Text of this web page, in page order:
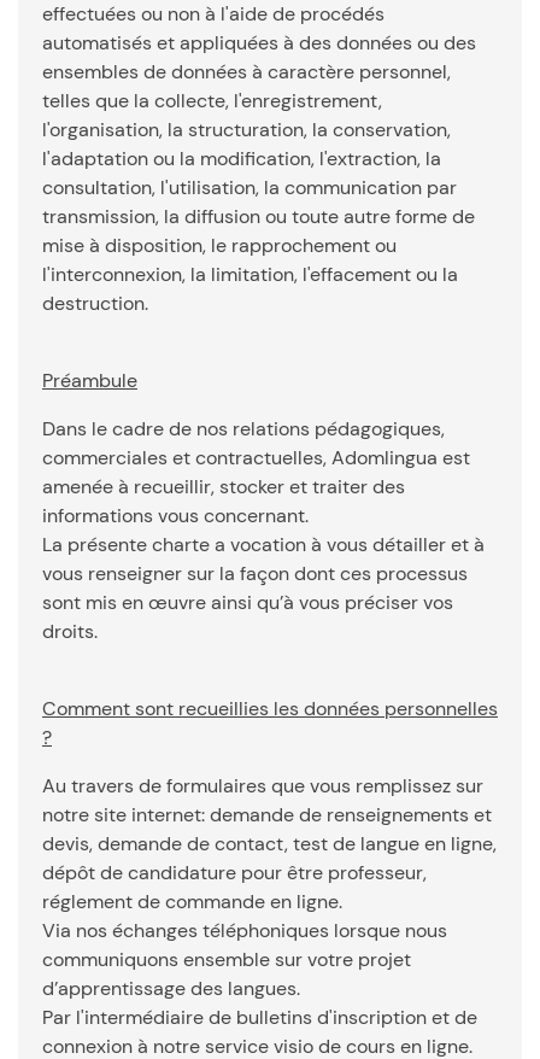
effectuées ou non à l'aide de procédés
automatisés et appliquées à des données ou des
ensembles de données à caractère personnel,
telles que la collecte, l'enregistrement,
l'organisation, la structuration, la conservation,
l'adaptation ou la modification, l'extraction, la
consultation, l'utilisation, la communication par
transmission, la diffusion ou toute autre forme de
mise à disposition, le rapprochement ou
l'interconnexion, la limitation, l'effacement ou la
destruction.
Préambule
Dans le cadre de nos relations pédagogiques,
commerciales et contractuelles, Adomlingua est
amenée à recueillir, stocker et traiter des
informations vous concernant.
La présente charte a vocation à vous détailler et à
vous renseigner sur la façon dont ces processus
sont mis en œuvre ainsi qu’à vous préciser vos
droits.
Comment sont recueillies les données personnelles
?
Au travers de formulaires que vous remplissez sur
notre site internet: demande de renseignements et
devis, demande de contact, test de langue en ligne,
dépôt de candidature pour être professeur,
réglement de commande en ligne.
Via nos échanges téléphoniques lorsque nous
communiquons ensemble sur votre projet
d’apprentissage des langues.
Par l'intermédiaire de bulletins d'inscription et de
connexion à notre service visio de cours en ligne.